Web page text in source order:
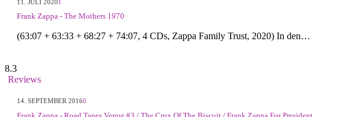
11. JULI 20201
Frank Zappa - The Mothers 1970
(63:07 + 63:33 + 68:27 + 74:07, 4 CDs, Zappa Family Trust, 2020) In den…
8.3
Reviews
14. SEPTEMBER 20160